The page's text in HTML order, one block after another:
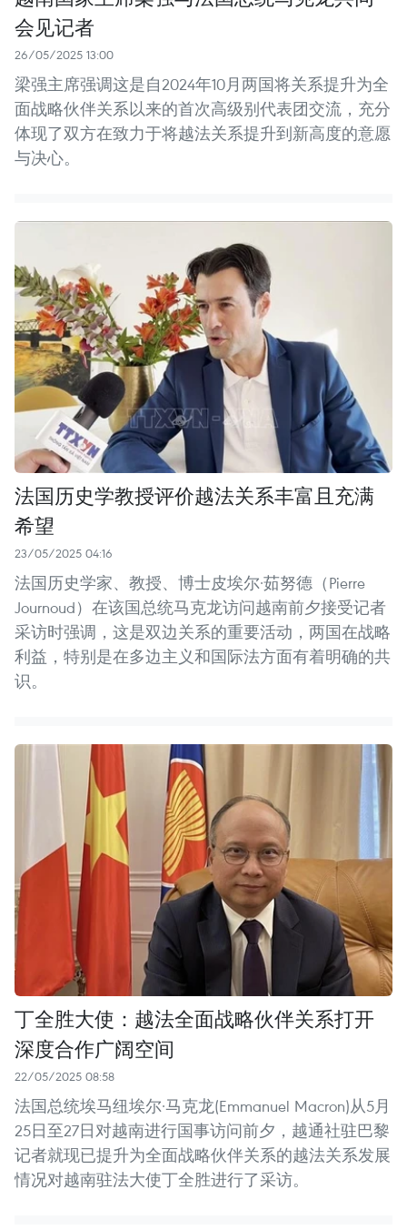
会见记者
26/05/2025 13:00
梁强主席强调这是自2024年10月两国将关系提升为全
面战略伙伴关系以来的首次高级别代表团交流，充分
体现了双方在致力于将越法关系提升到新高度的意愿
与决心。
法国历史学教授评价越法关系丰富且充满
希望
23/05/2025 04:16
法国历史学家、教授、博士皮埃尔·茹努德（Pierre
Journoud）在该国总统马克龙访问越南前夕接受记者
采访时强调，这是双边关系的重要活动，两国在战略
利益，特别是在多边主义和国际法方面有着明确的共
识。
丁全胜大使：越法全面战略伙伴关系打开
深度合作广阔空间
22/05/2025 08:58
法国总统埃马纽埃尔·马克龙(Emmanuel Macron)从5月
25日至27日对越南进行国事访问前夕，越通社驻巴黎
记者就现已提升为全面战略伙伴关系的越法关系发展
情况对越南驻法大使丁全胜进行了采访。